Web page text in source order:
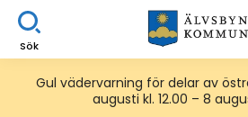
Sök
Gul vädervarning för delar av
augusti kl. 12.00 – 8